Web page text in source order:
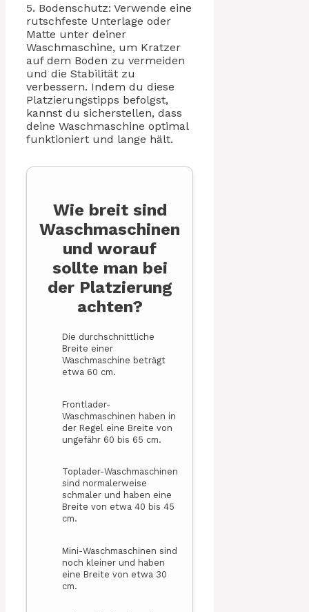
5. Bodenschutz: Verwende eine
rutschfeste Unterlage oder
Matte unter deiner
Waschmaschine, um Kratzer
auf dem Boden zu vermeiden
und die Stabilität zu
verbessern. Indem du diese
Platzierungstipps befolgst,
kannst du sicherstellen, dass
deine Waschmaschine optimal
funktioniert und lange hält.
Wie breit sind
Waschmaschinen
und worauf
sollte man bei
der Platzierung
achten?
Die durchschnittliche
Breite einer
Waschmaschine beträgt
etwa 60 cm.
Frontlader-
Waschmaschinen haben in
der Regel eine Breite von
ungefähr 60 bis 65 cm.
Toplader-Waschmaschinen
sind normalerweise
schmaler und haben eine
Breite von etwa 40 bis 45
cm.
Mini-Waschmaschinen sind
noch kleiner und haben
eine Breite von etwa 30
cm.